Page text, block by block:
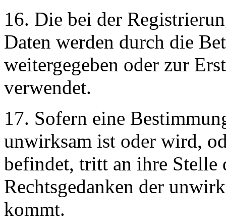
16. Die bei der
Daten werden durch die
weitergegeben oder zur
verwendet.
17. Sofern eine
unwirksam ist oder wird,
befindet, tritt an ihre Stelle
Rechtsgedanken der
kommt.